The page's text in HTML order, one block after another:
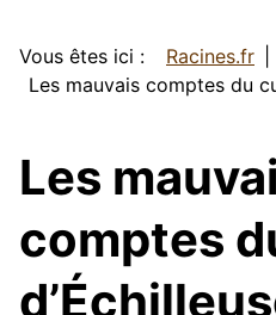
Vous êtes ici : Racines.fr
Les mauvais comptes du
Les
comptes